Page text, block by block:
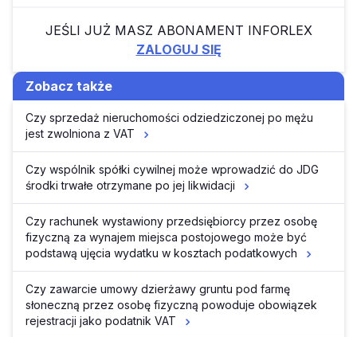
JEŚLI JUŻ MASZ ABONAMENT INFORLEX
ZALOGUJ SIĘ
Zobacz także
Czy sprzedaż nieruchomości odziedziczonej po mężu
jest zwolniona z VAT
Czy wspólnik spółki cywilnej może wprowadzić do JDG
środki trwałe otrzymane po jej likwidacji
Czy rachunek wystawiony przedsiębiorcy przez osobę
fizyczną za wynajem miejsca postojowego może być
podstawą ujęcia wydatku w kosztach podatkowych
Czy zawarcie umowy dzierżawy gruntu pod farmę
słoneczną przez osobę fizyczną powoduje obowiązek
rejestracji jako podatnik VAT